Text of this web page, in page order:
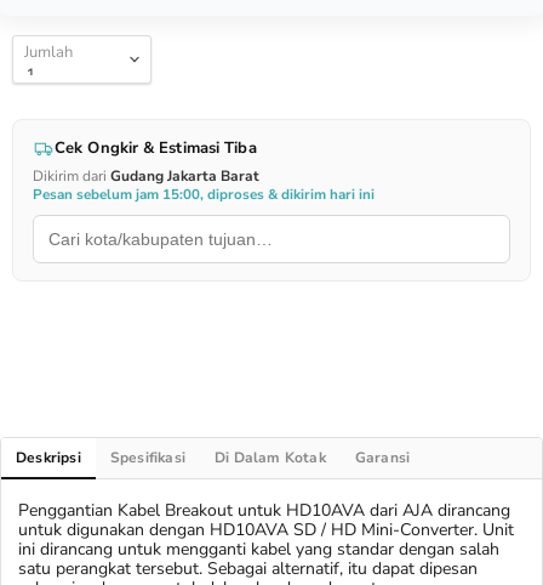
Jumlah
Cek Ongkir & Estimasi Tiba
Dikirim dari Gudang Jakarta Barat
Pesan sebelum jam 15:00, diproses & dikirim hari ini
Deskripsi Spesifikasi Di Dalam Kotak Garansi
Penggantian Kabel Breakout untuk HD10AVA dari AJA dirancang
untuk digunakan dengan HD10AVA SD / HD Mini-Converter. Unit
ini dirancang untuk mengganti kabel yang standar dengan salah
satu perangkat tersebut. Sebagai alternatif, itu dapat dipesan